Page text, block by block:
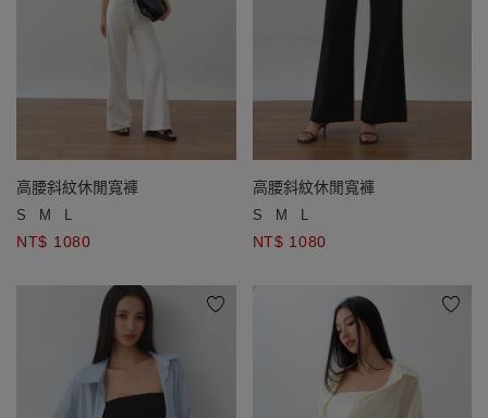
高腰斜紋休閒寬褲
S M L
NT$ 1080
高腰斜紋休閒寬褲
S M L
NT$ 1080